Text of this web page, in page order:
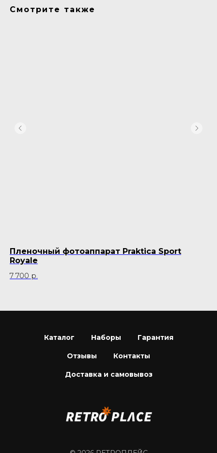
Смотрите также
Пленочный фотоаппарат Praktica Sport
Royale
7 700 р.
Каталог Наборы Гарантия
Отзывы Контакты
Доставка и самовывоз